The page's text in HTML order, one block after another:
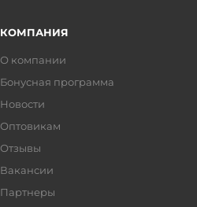
КОМПАНИЯ
О компании
Бонусная программа
Новости
Оптовикам
Отзывы
Вакансии
Партнеры